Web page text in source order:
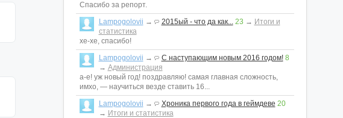
Спасибо за репорт.
Lampogolovii → 2015ый - что да как... 23 → Итоги и
статистика
хе-хе, спасибо!
Lampogolovii → С наступающим новым 2016 годом! 8
→ Администрация
а-е! уж новый год! поздравляю! самая главная сложность,
имхо, — научиться везде ставить 16...
Lampogolovii → Хроника первого года в геймдеве 20
→ Итоги и статистика